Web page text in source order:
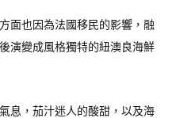
面也因為法國移民的影響，融
演變成風格獨特的紐澳良海鮮
息，茄汁迷人的酸甜，以及海